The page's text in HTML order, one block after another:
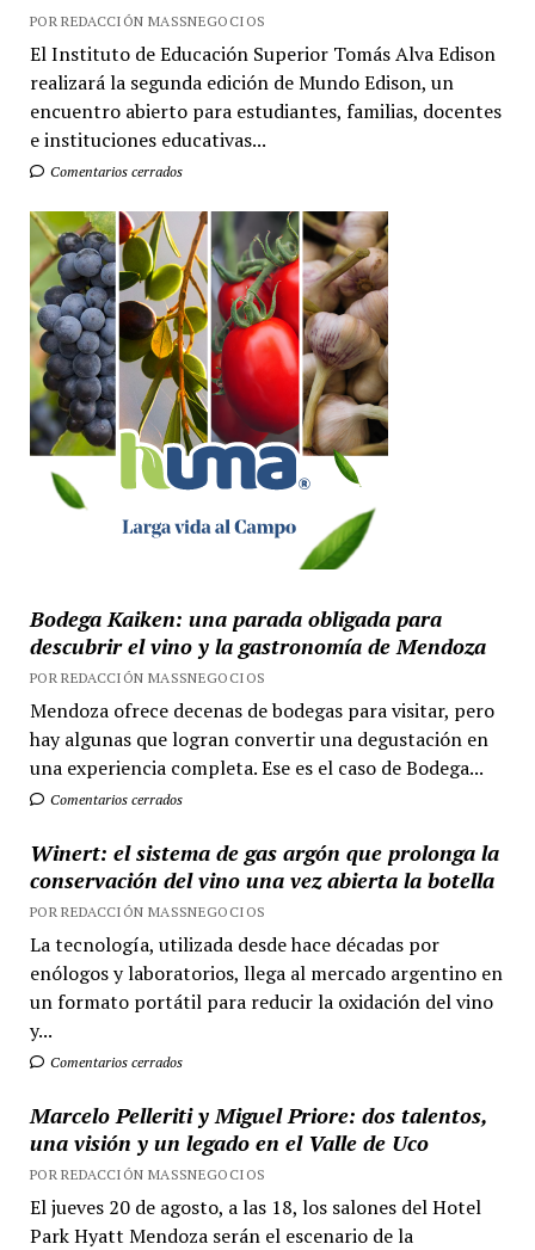
POR REDACCIÓN MASSNEGOCIOS
El Instituto de Educación Superior Tomás Alva Edison
realizará la segunda edición de Mundo Edison, un
encuentro abierto para estudiantes, familias, docentes
e instituciones educativas...
Comentarios cerrados
Bodega Kaiken: una parada obligada para
descubrir el vino y la gastronomía de Mendoza
POR REDACCIÓN MASSNEGOCIOS
Mendoza ofrece decenas de bodegas para visitar, pero
hay algunas que logran convertir una degustación en
una experiencia completa. Ese es el caso de Bodega...
Comentarios cerrados
Winert: el sistema de gas argón que prolonga la
conservación del vino una vez abierta la botella
POR REDACCIÓN MASSNEGOCIOS
La tecnología, utilizada desde hace décadas por
enólogos y laboratorios, llega al mercado argentino en
un formato portátil para reducir la oxidación del vino
y...
Comentarios cerrados
Marcelo Pelleriti y Miguel Priore: dos talentos,
una visión y un legado en el Valle de Uco
POR REDACCIÓN MASSNEGOCIOS
El jueves 20 de agosto, a las 18, los salones del Hotel
Park Hyatt Mendoza serán el escenario de la